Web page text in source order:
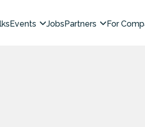
Events JobsPartners For